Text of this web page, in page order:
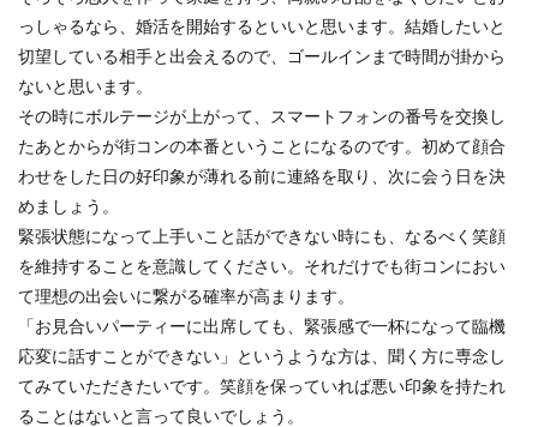
っしゃるなら、婚活を開始するといいと思います。結婚したいと
切望している相手と出会えるので、ゴールインまで時間が掛から
ないと思います。
その時にボルテージが上がって、スマートフォンの番号を交換し
たあとからが街コンの本番ということになるのです。初めて顔合
わせをした日の好印象が薄れる前に連絡を取り、次に会う日を決
めましょう。
緊張状態になって上手いこと話ができない時にも、なるべく笑顔
を維持することを意識してください。それだけでも街コンにおい
て理想の出会いに繋がる確率が高まります。
「お見合いパーティーに出席しても、緊張感で一杯になって臨機
応変に話すことができない」というような方は、聞く方に専念し
てみていただきたいです。笑顔を保っていれば悪い印象を持たれ
ることはないと言って良いでしょう。